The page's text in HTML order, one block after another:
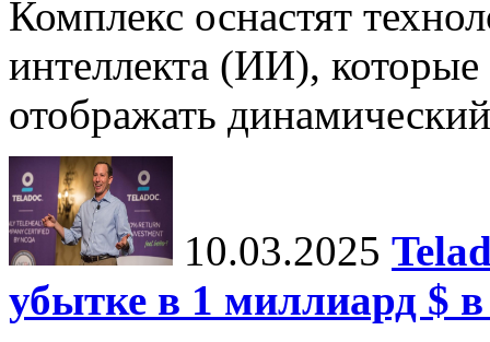
Комплекс оснастят
интеллекта (ИИ),
отображать
10.03.2025
убытке в 1 миллиард $ в